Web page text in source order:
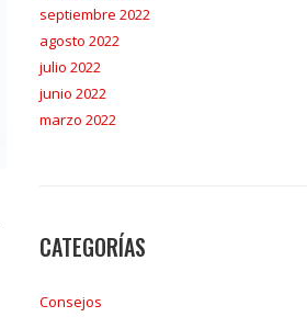
septiembre 2022
agosto 2022
julio 2022
junio 2022
marzo 2022
CATEGORÍAS
Consejos